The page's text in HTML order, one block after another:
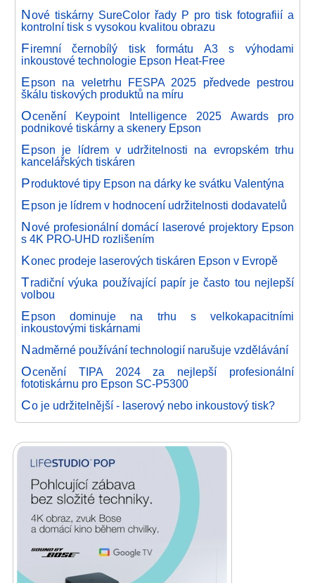
Nové tiskárny SureColor řady P pro tisk fotografiií a
kontrolní tisk s vysokou kvalitou obrazu
Firemní černobílý tisk formátu A3 s výhodami
inkoustové technologie Epson Heat-Free
Epson na veletrhu FESPA 2025 předvede pestrou
škálu tiskových produktů na míru
Ocenění Keypoint Intelligence 2025 Awards pro
podnikové tiskárny a skenery Epson
Epson je lídrem v udržitelnosti na evropském trhu
kancelářských tiskáren
Produktové tipy Epson na dárky ke svátku Valentýna
Epson je lídrem v hodnocení udržitelnosti dodavatelů
Nové profesionální domácí laserové projektory Epson
s 4K PRO-UHD rozlišením
Konec prodeje laserových tiskáren Epson v Evropě
Tradiční výuka používající papír je často tou nejlepší
volbou
Epson dominuje na trhu s velkokapacitními
inkoustovými tiskárnami
Nadměrné používání technologií narušuje vzdělávání
Ocenění TIPA 2024 za nejlepší profesionální
fototiskárnu pro Epson SC-P5300
Co je udržitelnější - laserový nebo inkoustový tisk?